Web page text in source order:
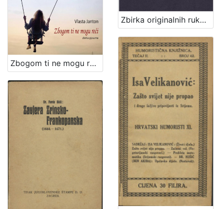
Zbogom ti ne mogu reći / Vlasta Janton
Zbirka originalnih rukopisa / Dragutin M. Domjanić